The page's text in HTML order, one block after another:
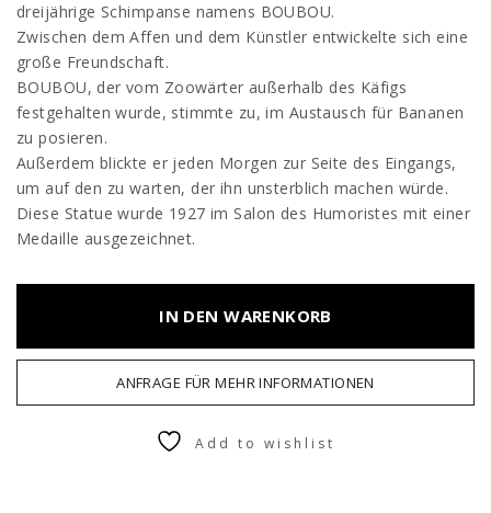
dreijährige Schimpanse namens BOUBOU.
Zwischen dem Affen und dem Künstler entwickelte sich eine
große Freundschaft.
BOUBOU, der vom Zoowärter außerhalb des Käfigs
festgehalten wurde, stimmte zu, im Austausch für Bananen
zu posieren.
Außerdem blickte er jeden Morgen zur Seite des Eingangs,
um auf den zu warten, der ihn unsterblich machen würde.
Diese Statue wurde 1927 im Salon des Humoristes mit einer
Medaille ausgezeichnet.
IN DEN WARENKORB
ANFRAGE FÜR MEHR INFORMATIONEN
Add to wishlist